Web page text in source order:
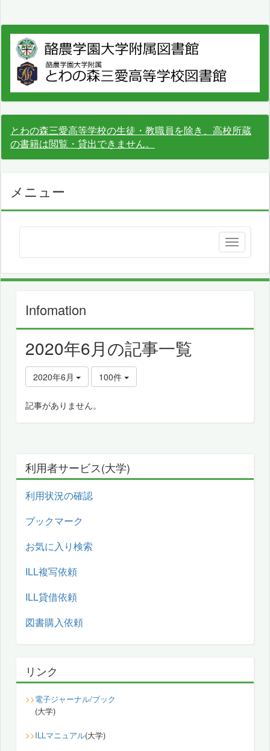
とわの森三愛高等学校の生徒・教職員を除き、高校所蔵
の書籍は閲覧・貸出できません。
メニュー
Infomation
2020年6月の記事一覧
2020年6月 100件
記事がありません。
利用者サービス(大学)
利用状況の確認
ブックマーク
お気に入り検索
ILL複写依頼
ILL貸借依頼
図書購入依頼
リンク
>>電子ジャーナル/ブック
(大学)
>>ILLマニュアル(大学)